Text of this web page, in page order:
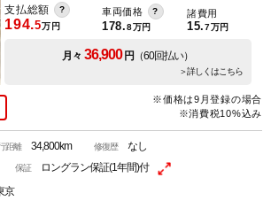
支払総額
194.5万円
車両価格
178.8万円
諸費用
15.7万円
月々 36,900円 （60回払い）
＞詳しくはこちら
※価格は9月登録の場合
※消費税10%込み
距離34,800km 修復歴なし
保証ロングラン保証(1年間)付
京